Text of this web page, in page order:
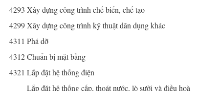
4293 Xây dựng công trình chế biến, chế tạo
4299Xây dựng công trình kỹ thuật dân dụng khác
4311 Phá dỡ
4312Chuẩn bị mặt bằng
4321 Lắp đặt hệ thống điện
Lắp đặt hệ thống cấp, thoát nước, lò sưởi và điều hoà